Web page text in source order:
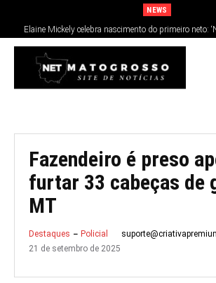
NEWS
Elaine Mickely celebra nascimento do primeiro neto:
Fazendeiro é preso
furtar 33 cabeças de
MT
Destaques Policial
21 de setembro de 2025